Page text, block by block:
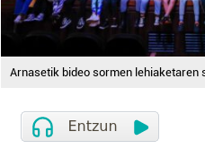
Arnasetik bideo sormen lehiaketaren